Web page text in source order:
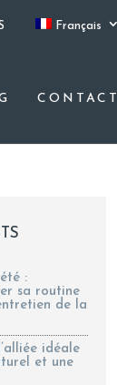
Français
CONTACT
:
sa routine
de la
idéale
et une